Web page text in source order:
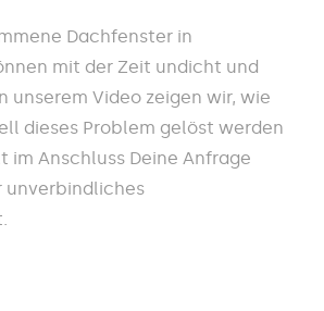
Dachfenster in
mit der Zeit undicht und
unserem Video zeigen wir, wie
dieses Problem gelöst werden
im Anschluss Deine Anfrage
unverbindliches